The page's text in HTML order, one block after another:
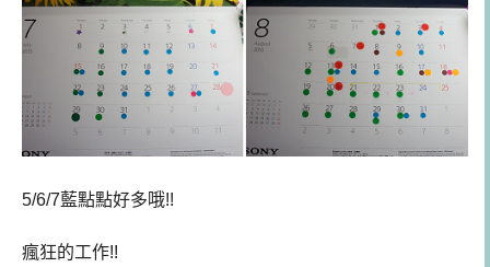
5/6/7藍點點好多哦!!
瘋狂的工作!!